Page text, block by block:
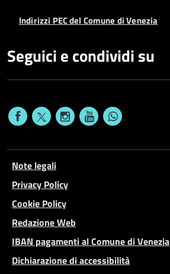
Indirizzi PEC del Comune di Venezia
Seguici e condividi su
Note legali
Privacy Policy
Cookie Policy
Redazione Web
IBAN pagamenti al Comune di Venezia
Dichiarazione di accessibilità